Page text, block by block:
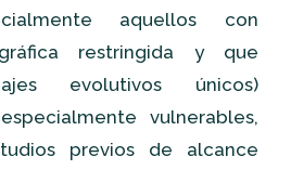
aquellos con
restringida y que
evolutivos únicos)
vulnerables,
previos de alcance